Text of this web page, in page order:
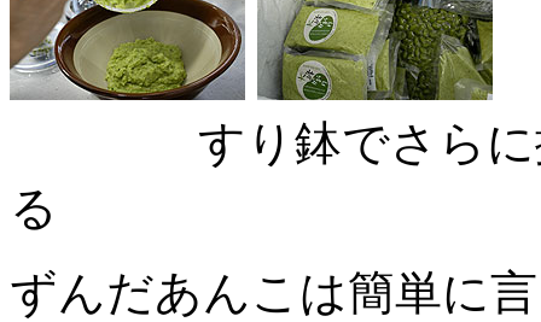
すり鉢でさらに
る ラベル
ずんだあんこは簡単に